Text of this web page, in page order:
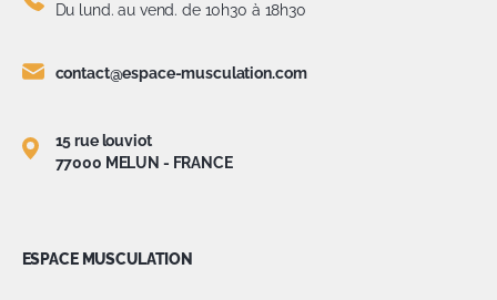
Du lund. au vend. de 10h30 à 18h30
contact@espace-musculation.com
15 rue louviot
77000 MELUN - FRANCE
ESPACE MUSCULATION